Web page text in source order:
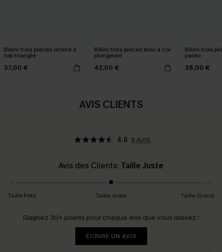
Bikini trois pièces ombré à
top triangle
37,00 €
Bikini trois pièces bleu à col
plongeant
42,00 €
Bikini trois
paréo
38,00 €
AVIS CLIENTS
4.6 9 AVIS
Avis des Clients: Taille Juste
Taille Petit Taille Juste Taille Grand
Gagnez 30+ points pour chaque avis que vous laissez !
ÉCRIRE UN AVIS